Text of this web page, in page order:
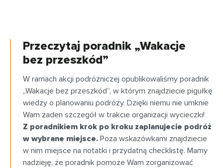
Przeczytaj poradnik „Wakacje
bez przeszkód”
W ramach akcji podróżniczej opublikowaliśmy poradnik
„Wakacje bez przeszkód”, w którym znajdziecie pigułkę
wiedzy o planowaniu podróży. Dzięki niemu nie umknie
Wam żaden szczegół w trakcie organizacji wycieczki!
Z poradnikiem krok po kroku zaplanujecie podróż
w wybrane miejsce. Poza wskazówkami znajdziecie
w nim miejsce na notatki i przydatną checklistę. Mamy
nadzieję, że poradnik pomoże Wam zorganizować